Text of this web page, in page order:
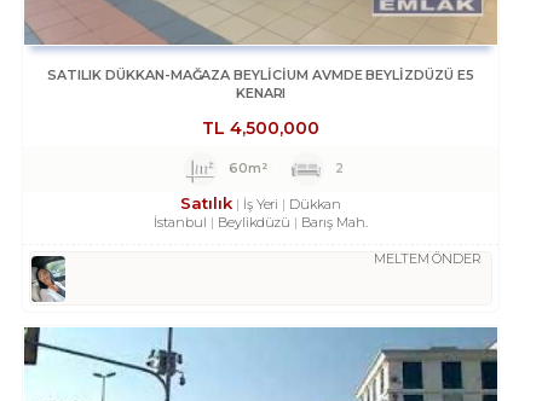
SATILIK DÜKKAN-MAĞAZA BEYLİCİUM AVMDE BEYLİZDÜZÜ E5
KENARI
TL 4,500,000
60m² 2
Satılık İş Yeri
Dükkan
İstanbul
Beylikdüzü Barış Mah.
MELTEM ÖNDER